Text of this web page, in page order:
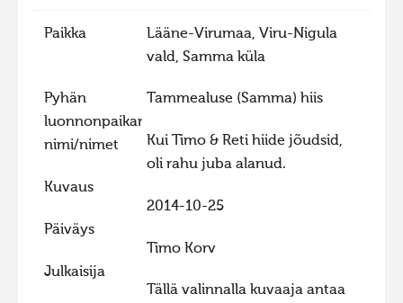
Hiite kuvavõistlus 2015
Hiite kuvavõistlus 2014
Hiite kuvavõistlus 2013
Hiite kuvavõistlus 2012
Hiite kuvavõistlus 2011
Hiite kuvavõistlus 2010
Hiite kuvavõistlus 2009
Hiite kuvavõistlus 2008
Paikka
Lääne-Virumaa, Viru-Nigula
vald, Samma küla
Pyhän
luonnonpaikan
nimi/nimet
Tammealuse (Samma) hiis
Kuvaus
Kui Timo & Reti hiide jõudsid,
oli rahu juba alanud.
Päiväys
2014-10-25
Julkaisija
Timo Korv
Tällä valinnalla kuvaaja antaa